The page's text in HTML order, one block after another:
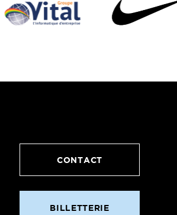
CONTACT
BILLETTERIE